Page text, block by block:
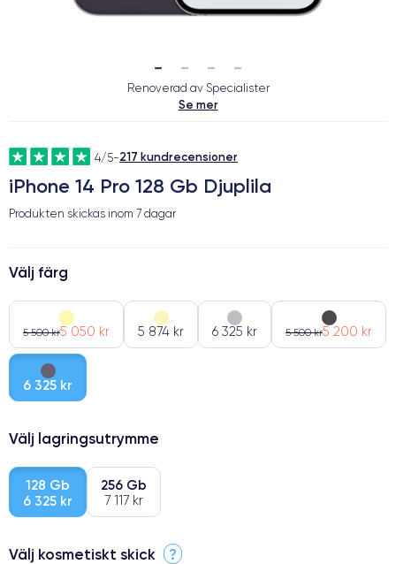
Renoverad av Specialister
Se mer
4/5-217 kundrecensioner
iPhone 14 Pro 128 Gb Djuplila
Produkten skickas inom 7 dagar
Välj färg
5 500 kr5 050 kr 5 874 kr 6 325 kr 5 500 kr5 200 kr
6 325 kr
Välj lagringsutrymme
128 Gb
6 325 kr
256 Gb
7 117 kr
Välj kosmetiskt skick ?